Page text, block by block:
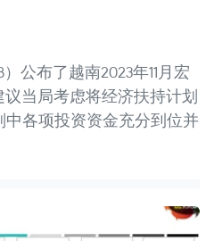
公布了越南2023年11月宏
当局考虑将经济扶持计划
中各项投资资金充分到位并